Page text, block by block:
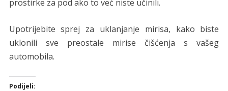
prostirke za pod ako to već niste učinili.
Upotrijebite sprej za uklanjanje mirisa, kako biste
uklonili sve preostale mirise čišćenja s vašeg
automobila.
Podijeli: